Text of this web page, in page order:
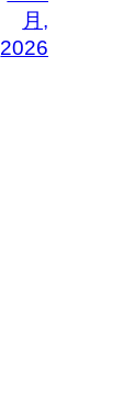
月,
2026